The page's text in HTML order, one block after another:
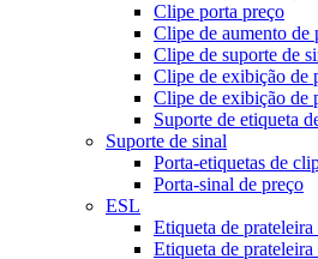
Clipe porta preço
Clipe de aumento de
Clipe de suporte de
Clipe de exibição de
Clipe de exibição de
Suporte de etiqueta
Suporte de sinal
Porta-etiquetas de
Porta-sinal de preço
ESL
Etiqueta de
Etiqueta de prateleira